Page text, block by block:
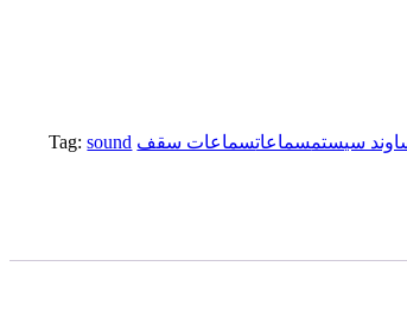
سيستمسماعاتسماعات سقف Tag:sound